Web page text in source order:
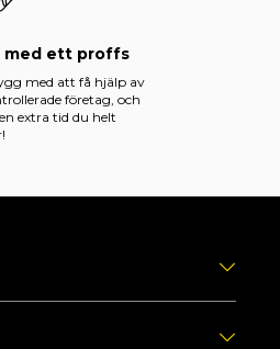
med ett proffs
med att få hjälp av
företag, och
extra tid du helt